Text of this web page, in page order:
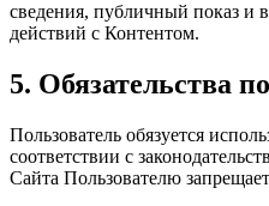
сведения, публичный показ и
действий с Контентом.
5. Обязательства
Пользователь обязуется
соответствии с
Сайта Пользователю